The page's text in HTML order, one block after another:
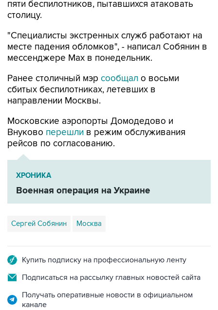
пяти беспилотников, пытавшихся атаковать
столицу.
"Специалисты экстренных служб работают на
месте падения обломков", - написал Собянин в
мессенджере Max в понедельник.
Ранее столичный мэр сообщал о восьми
сбитых беспилотниках, летевших в
направлении Москвы.
Московские аэропорты Домодедово и
Внуково перешли в режим обслуживания
рейсов по согласованию.
ХРОНИКА
Военная операция на Украине
Сергей Собянин Москва
Купить подписку на профессиональную ленту
Подписаться на рассылку главных новостей сайта
Получать оперативные новости в официальном
канале